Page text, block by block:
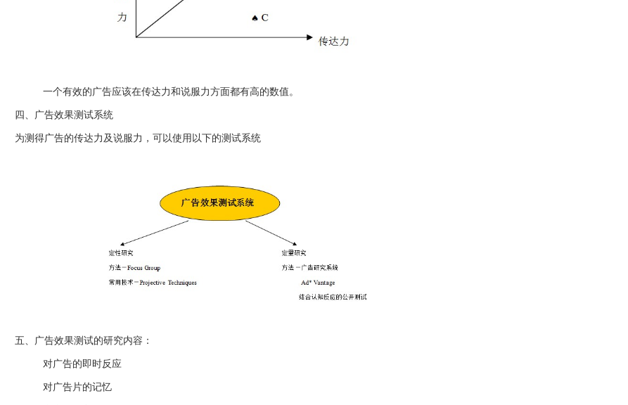
一个有效的广告应该在传达力和说服力方面都有高的数值。
四、广告效果测试系统
为测得广告的传达力及说服力，可以使用以下的测试系统
五、广告效果测试的研究内容：
对广告的即时反应
对广告片的记忆